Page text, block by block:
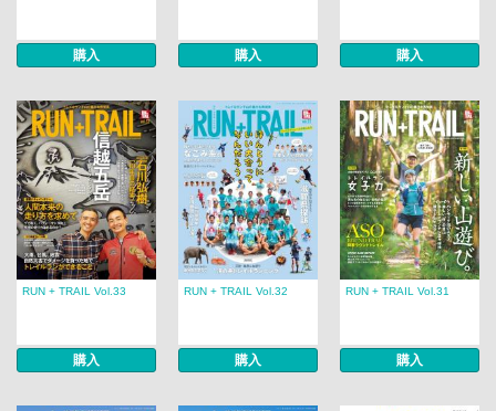
購入 購入 購入
RUN + TRAIL Vol.33
購入
RUN + TRAIL Vol.32
購入
RUN + TRAIL Vol.31
購入